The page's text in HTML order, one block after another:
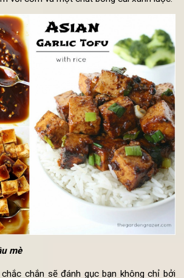
trong nước sốt ngọt với rỏi và tương
tuyệt đẹp của món ăn chaychắc chắn
ngon cho bạn. Thành phần chủ yếu
phụ, dầu mè, nước tương, tỏi và hành
với cơm và một chút bông cải xanh